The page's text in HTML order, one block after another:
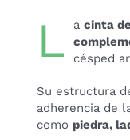
L a cinta
césped
Su estructura
adherencia de
como piedra,